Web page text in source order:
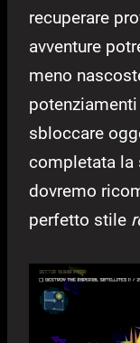
recuperare
avventure
meno
sbloccare
completata la
dovremo
perfetto stile